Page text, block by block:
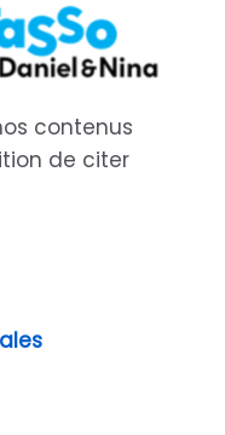
contenus
de citer